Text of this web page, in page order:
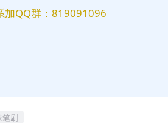
加QQ群：819091096
笔刷